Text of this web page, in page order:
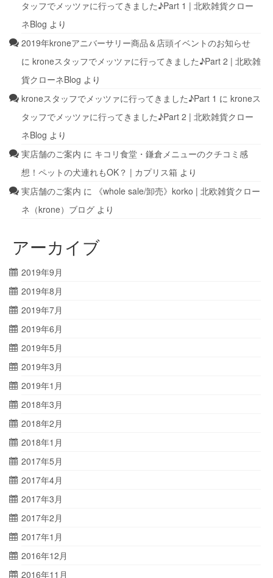
タッフでメッツァに行ってきました♪Part 1 | 北欧雑貨クロー
ネBlog より
2019年kroneアニバーサリー商品＆店頭イベントのお知らせ
に kroneスタッフでメッツァに行ってきました♪Part 2 | 北欧雑
貨クローネBlog より
kroneスタッフでメッツァに行ってきました♪Part 1 に kroneス
タッフでメッツァに行ってきました♪Part 2 | 北欧雑貨クロー
ネBlog より
実店舗のご案内 に キコリ食堂・鎌倉メニューのクチコミ感
想！ペットの犬連れもOK？ | カプリス箱 より
実店舗のご案内 に
《whole sale/卸売》korko | 北欧雑貨クロー
ネ（krone）ブログ より
アーカイブ
2019年9月
2019年8月
2019年7月
2019年6月
2019年5月
2019年3月
2019年1月
2018年3月
2018年2月
2018年1月
2017年5月
2017年4月
2017年3月
2017年2月
2017年1月
2016年12月
2016年11月